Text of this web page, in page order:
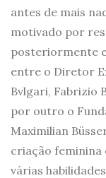
antes de mais
motivado por
posteriormente
entre o Diretor
Bvlgari, Fabrizio
por outro o
Maximilian
criação feminina
várias